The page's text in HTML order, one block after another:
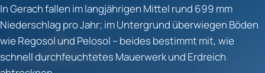
In Gerach fallen im langjährigen Mittel rund 699 mm
Niederschlag pro Jahr; im Untergrund überwiegen Böden
wie Regosol und Pelosol – beides bestimmt mit, wie
schnell durchfeuchtetes Mauerwerk und Erdreich